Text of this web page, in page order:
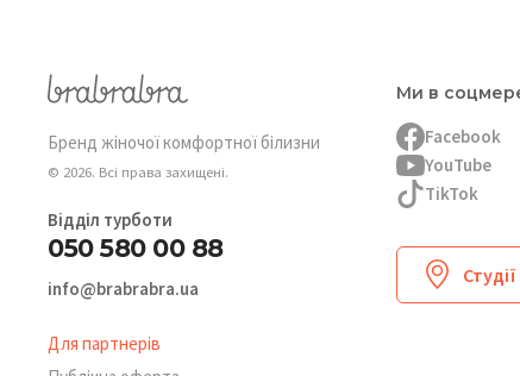
Бренд жіночої комфортної білизни
© 2026. Всі права захищені.
Відділ турботи
050 580 00 88
info@brabrabra.ua
Для партнерів
Ми в
Facebook
YouTube
TikTok